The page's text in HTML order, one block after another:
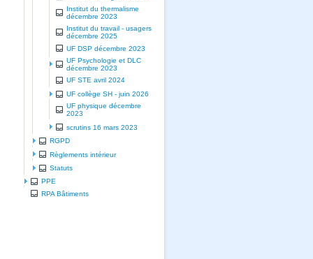
Institut du thermalisme
décembre 2023
Institut du travail - usagers
décembre 2025
UF DSP décembre 2023
UF Psychologie et DLC
décembre 2023
UF STE avril 2024
UF collège SH - juin 2026
UF physique décembre
2023
scrutins 16 mars 2023
RGPD
Règlements intérieur
Statuts
PPE
RPA Bâtiments